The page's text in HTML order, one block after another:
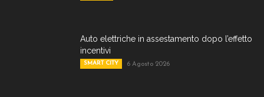
Auto elettriche in assestamento dopo l’effetto
incentivi
SMART CITY 6 Agosto 2026